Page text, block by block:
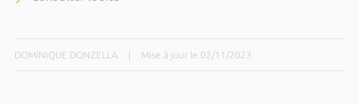
DOMINIQUE DONZELLA Mise à jour le 02/11/2023